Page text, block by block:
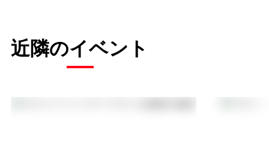
近隣のイベント